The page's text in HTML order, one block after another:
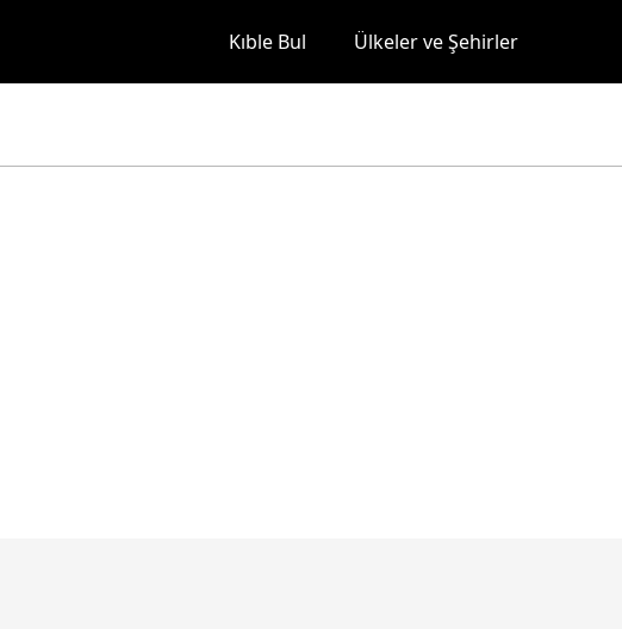
Kıble Bul Ülkeler ve Şehirler